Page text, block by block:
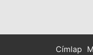
Címlap